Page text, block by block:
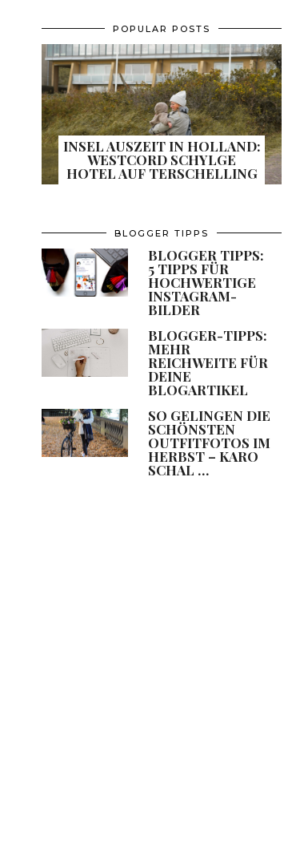
POPULAR POSTS
INSEL AUSZEIT IN HOLLAND:
WESTCORD SCHYLGE
HOTEL AUF TERSCHELLING
BLOGGER TIPPS
BLOGGER TIPPS:
5 TIPPS FÜR
HOCHWERTIGE
INSTAGRAM-
BILDER
BLOGGER-TIPPS:
MEHR
REICHWEITE FÜR
DEINE
BLOGARTIKEL
SO GELINGEN DIE
SCHÖNSTEN
OUTFITFOTOS IM
HERBST – KARO
SCHAL …